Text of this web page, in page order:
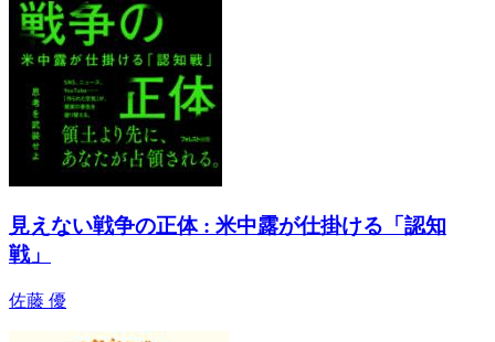
見えない戦争の正体 : 米中露が仕掛ける「認知
戦」
佐藤 優